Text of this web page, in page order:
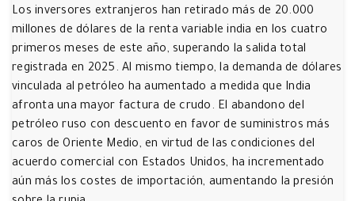
Los inversores extranjeros han retirado más de 20.000
millones de dólares de la renta variable india en los cuatro
primeros meses de este año, superando la salida total
registrada en 2025. Al mismo tiempo, la demanda de dólares
vinculada al petróleo ha aumentado a medida que India
afronta una mayor factura de crudo. El abandono del
petróleo ruso con descuento en favor de suministros más
caros de Oriente Medio, en virtud de las condiciones del
acuerdo comercial con Estados Unidos, ha incrementado
aún más los costes de importación, aumentando la presión